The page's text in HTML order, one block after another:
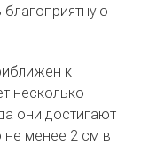
к
несколько
они достигают
не менее 2 см в